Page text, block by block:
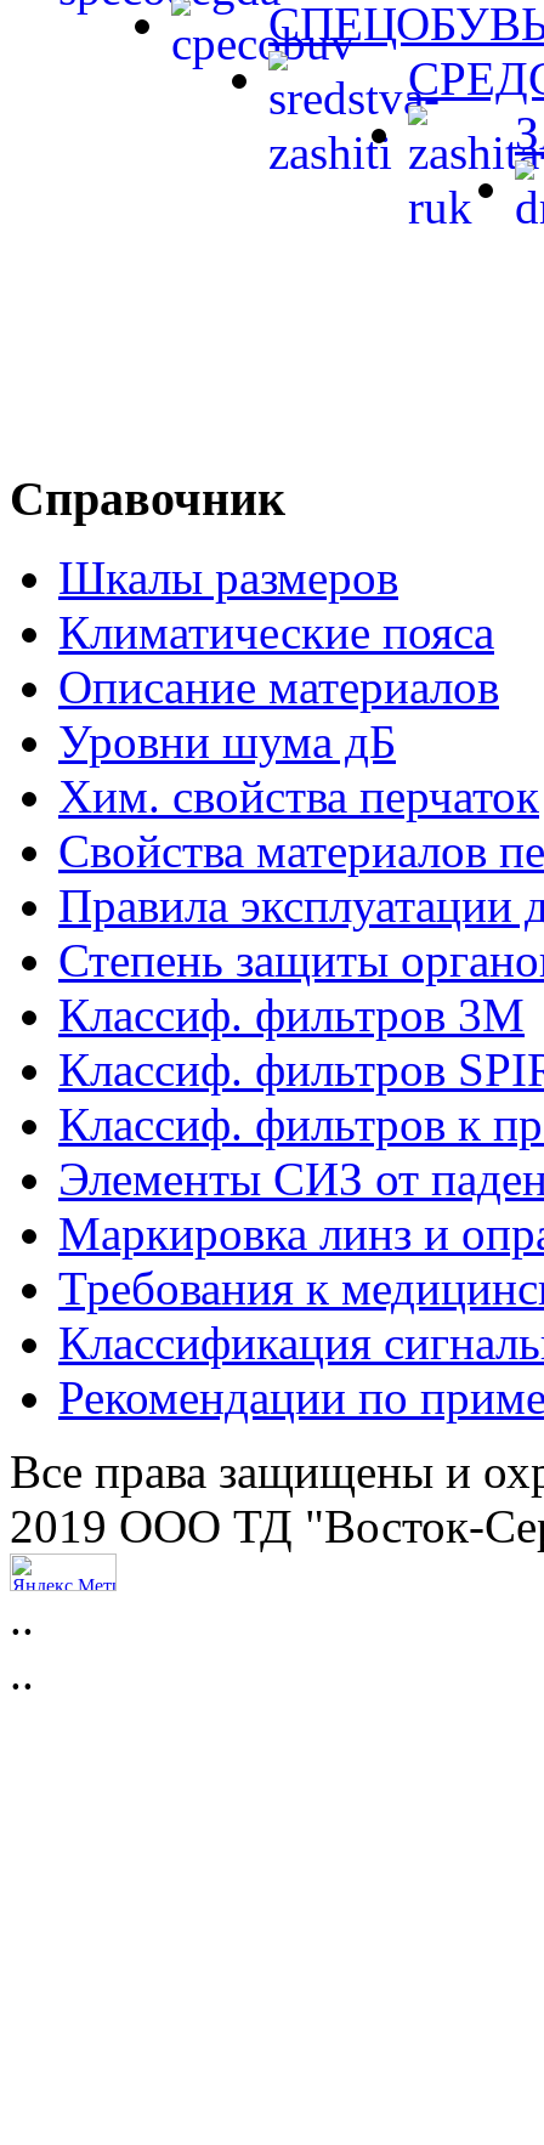
Справочник
Шкалы размеров
Климатические пояса
Описание материалов
Уровни шума дБ
Хим. свойства перчаток
Свойства материалов
Правила эксплуатации
Степень защиты
Классиф. фильтров 3М
Классиф. фильтров
Классиф. фильтров к
Элементы СИЗ от
Маркировка линз и
Требования к
Классификация
Рекомендации по
Все права защищены и
2019 ООО ТД "Восток-
..
..